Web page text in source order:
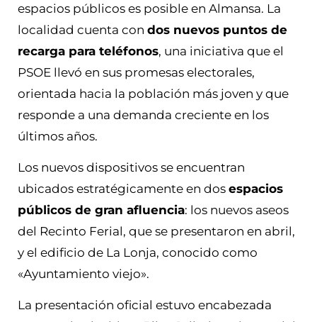
espacios públicos es posible en Almansa. La
localidad cuenta con dos nuevos puntos de
recarga para teléfonos, una iniciativa que el
PSOE llevó en sus promesas electorales,
orientada hacia la población más joven y que
responde a una demanda creciente en los
últimos años.
Los nuevos dispositivos se encuentran
ubicados estratégicamente en dos espacios
públicos de gran afluencia: los nuevos aseos
del Recinto Ferial, que se presentaron en abril,
y el edificio de La Lonja, conocido como
«Ayuntamiento viejo».
La presentación oficial estuvo encabezada